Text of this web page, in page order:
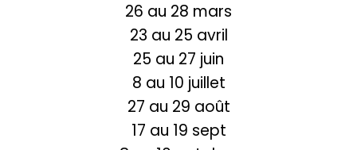
26 au 28 mars
23 au 25 avril
25 au 27 juin
8 au 10 juillet
27 au 29 août
17 au 19 sept